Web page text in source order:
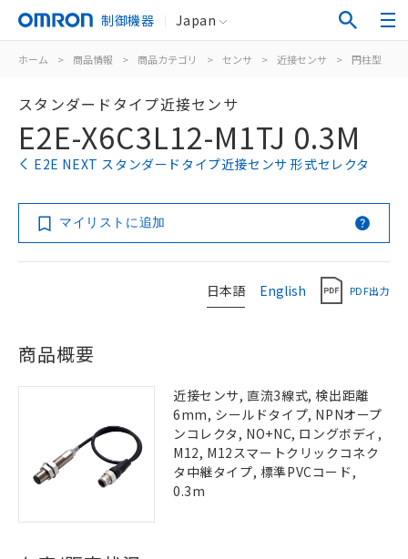
制御機器 Japan
ホーム > 商品情報 > 商品カテゴリ > センサ > 近接センサ > 円柱型
スタンダードタイプ近接センサ
E2E-X6C3L12-M1TJ 0.3M
E2E NEXT スタンダードタイプ近接センサ 形式セレクタ
マイリストに追加
日本語 English PDF出力
商品概要
近接センサ, 直流3線式, 検出距離
6mm, シールドタイプ, NPNオープ
ンコレクタ, NO+NC, ロングボディ,
M12, M12スマートクリックコネク
タ中継タイプ, 標準PVCコード,
0.3m